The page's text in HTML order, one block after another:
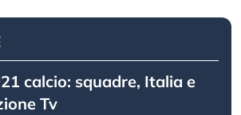
calcio: squadre, Italia e
Tv